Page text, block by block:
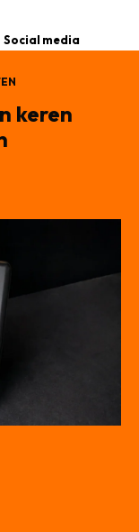
Social media
keren